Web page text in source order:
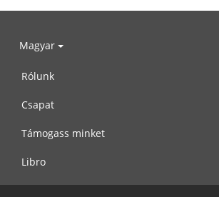
Magyar
Rólunk
Csapat
Támogass minket
Libro